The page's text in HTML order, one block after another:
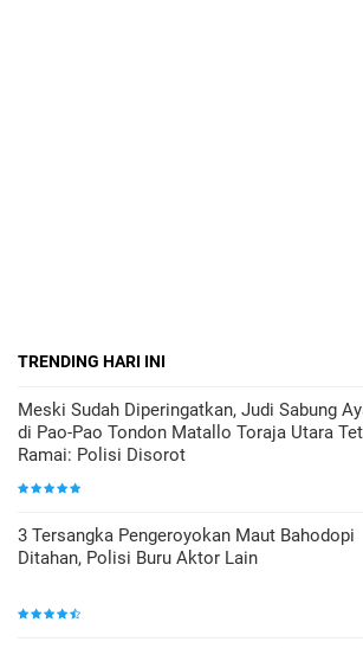
TRENDING HARI INI
Meski Sudah Diperingatkan, Judi Sabung
di Pao-Pao Tondon Matallo Toraja Utara
Ramai: Polisi Disorot
3 Tersangka Pengeroyokan Maut Bahodopi
Ditahan, Polisi Buru Aktor Lain